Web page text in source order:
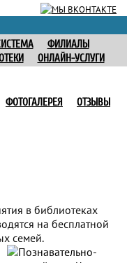
ФИЛИАЛЫ
ОНЛАЙН-УСЛУГИ
ФОТОГАЛЕРЕЯ
ОТЗЫВЫ
в библиотеках
на бесплатной
семей.